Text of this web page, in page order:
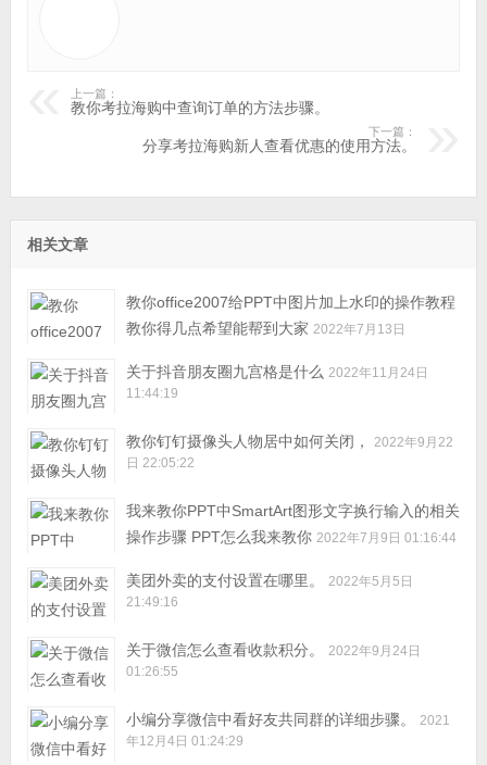
上一篇：
教你考拉海购中查询订单的方法步骤。
下一篇：
分享考拉海购新人查看优惠的使用方法。
相关文章
教你office2007给PPT中图片加上水印的操作教程
教你得几点希望能帮到大家 2022年7月13日
关于抖音朋友圈九宫格是什么 2022年11月24日
11:44:19
教你钉钉摄像头人物居中如何关闭，
2022年9月22
日 22:05:22
我来教你PPT中SmartArt图形文字换行输入的相关
操作步骤 PPT怎么我来教你 2022年7月9日 01:16:44
美团外卖的支付设置在哪里。
2022年5月5日
21:49:16
关于微信怎么查看收款积分。
2022年9月24日
01:26:55
小编分享微信中看好友共同群的详细步骤。
2021
年12月4日 01:24:29